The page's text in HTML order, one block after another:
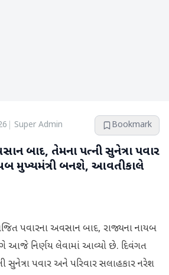
Super Admin Bookmark
બાદ, તેમના પત્ની સુનેત્રા પવાર
મુખ્યમંત્રી બનશે, આવતીકાલે
અજિત પવારના અવસાન બાદ, રાજ્યના નાયબ
આજે નિર્ણય લેવામાં આવ્યો છે. દિવંગત
સુનેત્રા પવાર અને પરિવાર સલાહકાર નરેશ